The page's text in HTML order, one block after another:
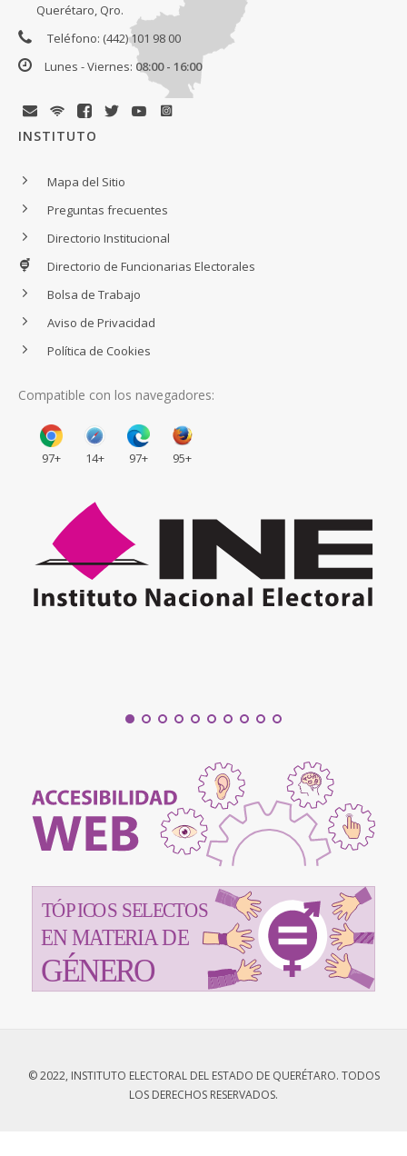
Querétaro, Qro.
Teléfono: (442) 101 98 00
Lunes - Viernes: 08:00 - 16:00
INSTITUTO
Mapa del Sitio
Preguntas frecuentes
Directorio Institucional
Directorio de Funcionarias Electorales
Bolsa de Trabajo
Aviso de Privacidad
Política de Cookies